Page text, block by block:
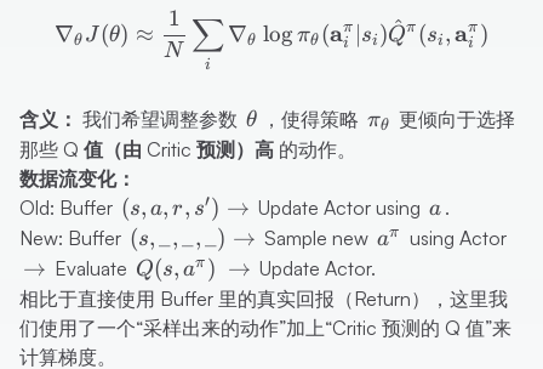
\nabla_\theta
∇θ J(θ) ≈
N
1
i
∑∇θ logπθ (ai
π si )Q
^π (si ,ai
π )
含义： 我们希望调整参数 \theta
θ ，使得策略 \pi_\theta
πθ
更倾向于选择
那些 Q 值（由 Critic 预测）高 的动作。
数据流变化：
Old: Buffer (s, a, r, s')
\rightarrow
(s, a, r, s′) → Update Actor using a
a .
New: Buffer (s, \_, \_,
\_)
\rightarrow
(s, , , ) → Sample new a^\pi
aπ using Actor
→ Evaluate Q(s,
a^\pi)
Q(s, aπ ) \rightarrow
→ Update Actor.
相比于直接使用 Buffer 里的真实回报（Return），这里我
们使用了一个“采样出来的动作”加上“Critic 预测的 Q 值”来
计算梯度。